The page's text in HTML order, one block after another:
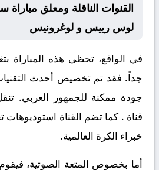
القنوات الناقلة ومعلق
لوس رييس و لوغرونيس
في الواقع، تحظى هذه المباراة
جداً. فقد تم تخصيص أحدث
جودة ممكنة للجمهور العربي.
قناة . كما تضم القناة استوديوهات
خبراء الكرة العالمية.
أما بخصوص المتعة الصوتية،